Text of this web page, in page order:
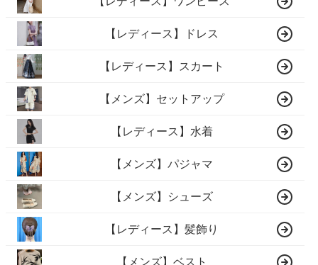
【レディース】ドレス
【レディース】スカート
【メンズ】セットアップ
【レディース】水着
【メンズ】パジャマ
【メンズ】シューズ
【レディース】髪飾り
【メンズ】ベスト